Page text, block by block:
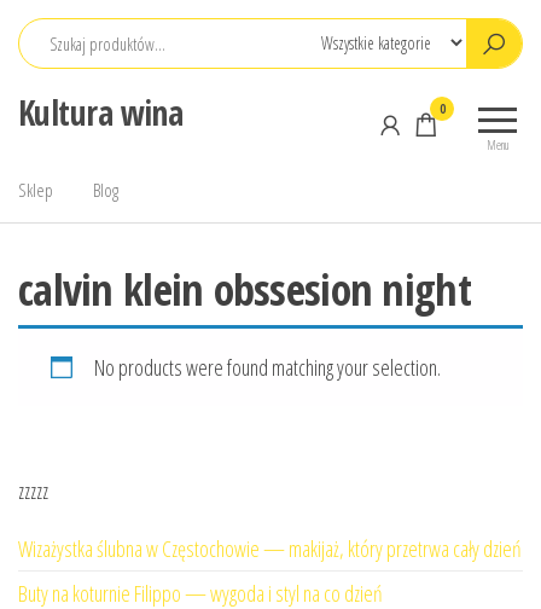
Przejdź
Kultura wina
Menu
0
Sklep Blog
calvin klein obssesion night
No products were found matching your selection.
zzzzz
Wizażystka ślubna w Częstochowie — makijaż, który przetrwa cały dzień
Buty na koturnie Filippo — wygoda i styl na co dzień